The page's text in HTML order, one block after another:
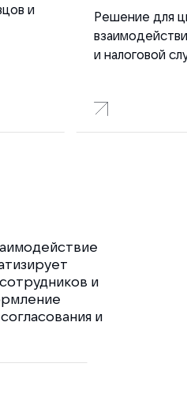
и
Решение для
и налоговой
и
и